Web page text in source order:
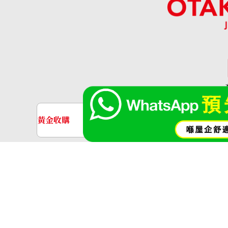
「
黃金收購 名牌手錶收購